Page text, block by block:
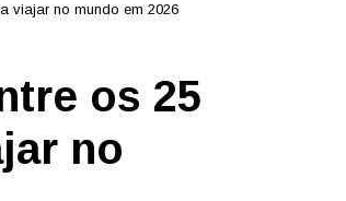
viajar no mundo em 2026
os 25
no